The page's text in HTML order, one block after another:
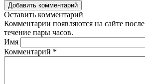
Добавить комментарий
Оставить комментарий
Комментарии появляются на сайте
течение пары часов.
Имя
Комментарий *